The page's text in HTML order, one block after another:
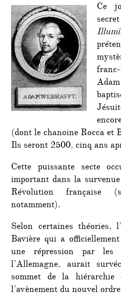
Ce
(dont le chanoine Rocca
Ils seront 2500, cinq ans
Cette puissante secte
important dans la
Révolution française
notamment).
Selon certaines théories,
Bavière qui a
une répression par
l’Allemagne, aurait
sommet de la
l’avènement du nouvel